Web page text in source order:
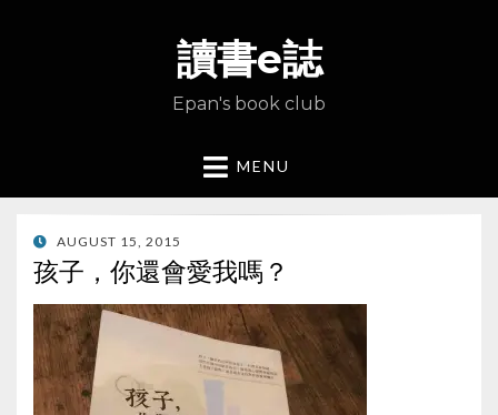
讀書e誌
Epan's book club
MENU
POSTED
ON
AUGUST 15, 2015
孩子，你還會愛我嗎？